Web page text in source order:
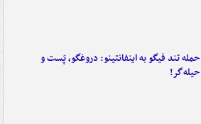
حمله تند فیگو به اینفانتینو: دروغگو، پَست‌ و
حیله‌گر!